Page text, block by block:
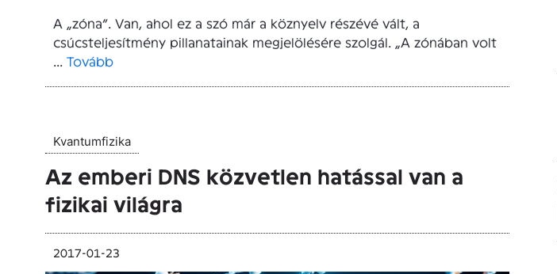
A „zóna”. Van, ahol ez a szó már a köznyelv részévé vált, a
csúcsteljesítmény pillanatainak megjelölésére szolgál. „A zónában volt
Tovább
Kvantumfizika
Az emberi DNS közvetlen hatással van a
fizikai világra
2017-01-23